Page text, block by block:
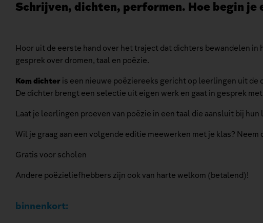
Schrijven, dichten, performen. Hoe begin je
Hoor uit de eerste hand over het traject dat dichters bewandelen
gesprek over dromen, taal en poëzie.
Kom dichter is een nieuwe poëziereeks gericht op leerlingen uit
De dichter brengt een selectie uit eigen werk en gaat in gesprek
Laat je leerlingen proeven van poëzie in een taal die aansluit bij
Wil je graag aan een volgende editie meewerken met je klas? Neem
Gratis voor scholen
Andere poëzieliefhebbers zijn ook van harte welkom (betalend)!
binnenkort: